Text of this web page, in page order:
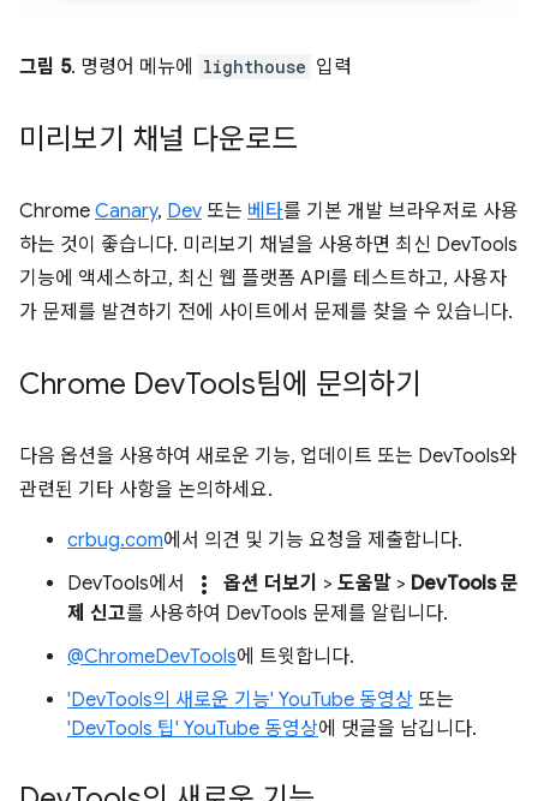
그림 5. 명령어 메뉴에 lighthouse 입력
미리보기 채널 다운로드
Chrome Canary, Dev 또는 베타를 기본 개발 브라우저로 사용
하는 것이 좋습니다. 미리보기 채널을 사용하면 최신 DevTools
기능에 액세스하고, 최신 웹 플랫폼 API를 테스트하고, 사용자
가 문제를 발견하기 전에 사이트에서 문제를 찾을 수 있습니다.
Chrome DevTools팀에 문의하기
다음 옵션을 사용하여 새로운 기능, 업데이트 또는 DevTools와
관련된 기타 사항을 논의하세요.
crbug.com에서 의견 및 기능 요청을 제출합니다.
DevTools에서
more_vert 옵션 더보기 > 도움말 > DevTools 문
제 신고를 사용하여 DevTools 문제를 알립니다.
@ChromeDevTools에 트윗합니다.
'DevTools의 새로운 기능' YouTube 동영상 또는
'DevTools 팁' YouTube 동영상에 댓글을 남깁니다.